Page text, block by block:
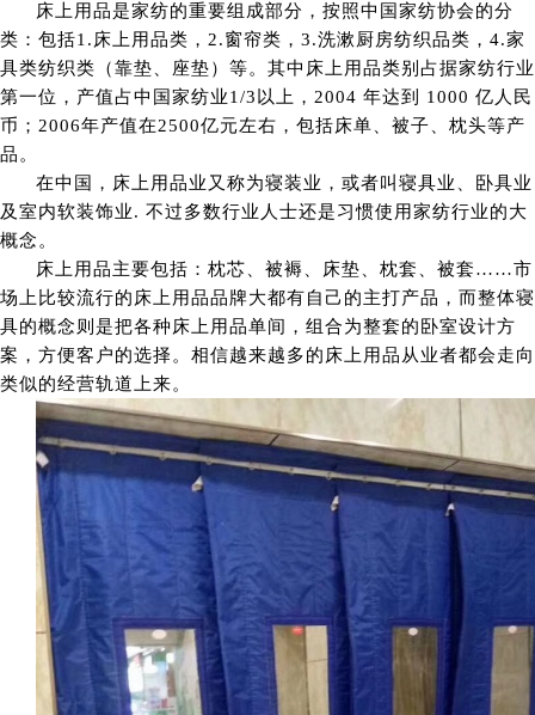
床上用品是家纺的重要组成部分，按照中国家纺协会的分
类：包括1.床上用品类，2.窗帘类，3.洗漱厨房纺织品类，4.家
具类纺织类（靠垫、座垫）等。其中床上用品类别占据家纺行业
第一位，产值占中国家纺业1/3以上，2004 年达到 1000 亿人民
币；2006年产值在2500亿元左右，包括床单、被子、枕头等产
品。
在中国，床上用品业又称为寝装业，或者叫寝具业、卧具业
及室内软装饰业. 不过多数行业人士还是习惯使用家纺行业的大
概念。
床上用品主要包括：枕芯、被褥、床垫、枕套、被套……市
场上比较流行的床上用品品牌大都有自己的主打产品，而整体寝
具的概念则是把各种床上用品单间，组合为整套的卧室设计方
案，方便客户的选择。相信越来越多的床上用品从业者都会走向
类似的经营轨道上来。